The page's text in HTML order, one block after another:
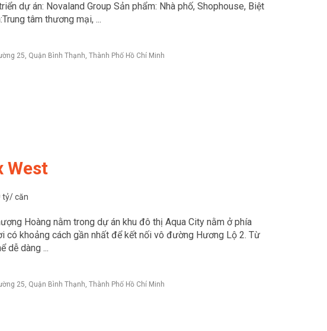
dự án: Novaland Group Sản phẩm: Nhà phố, Shophouse, Biệt
tâm thương mại, ...
25, Quận Bình Thạnh, Thành Phố Hồ Chí Minh
West
tỷ/ căn
Hoàng nằm trong dự án khu đô thị Aqua City nằm ở phía
có khoảng cách gần nhất để kết nối vô đường Hương Lộ 2. Từ
dễ dàng ...
25, Quận Bình Thạnh, Thành Phố Hồ Chí Minh